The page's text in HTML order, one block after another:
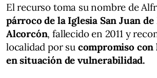
El recurso toma su nombre de
párroco de la Iglesia San Juan de
Alcorcón, fallecido en 2011 y
localidad por su compromiso con
en situación de vulnerabilidad.